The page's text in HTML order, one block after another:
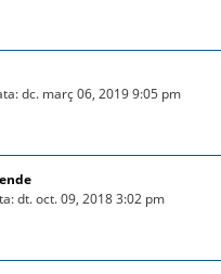
dc. març 06, 2019 9:05 pm
dt. oct. 09, 2018 3:02 pm